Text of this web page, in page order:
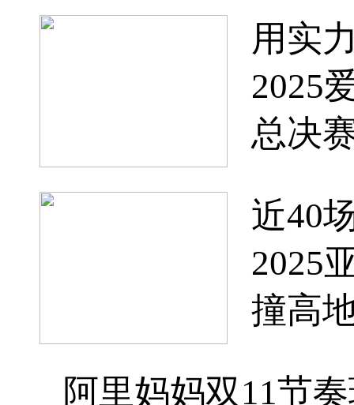
用实
2025
总决
近40
2025
撞高
阿里妈妈双11节